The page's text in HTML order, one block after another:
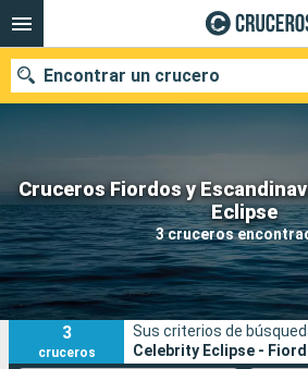
Cruceros Fiordos y
Eclipse
3 cruceros
Encontrar un crucero
Nuestros destinos
Fecha de salida
Puertos
3
cruceros
Sus criterios de
Celebrity Eclipse -